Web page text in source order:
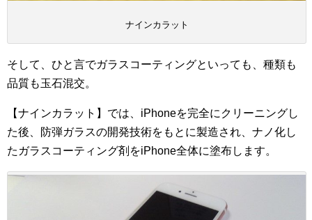
ナインカラット
そして、ひと言でガラスコーティングといっても、種類も
品質も玉石混交。
【ナインカラット】では、iPhoneを完全にクリーニングし
た後、防弾ガラスの開発技術をもとに製造され、ナノ化し
たガラスコーティング剤をiPhone全体に塗布します。